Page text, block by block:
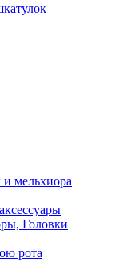
мельхиора
Головки
рота